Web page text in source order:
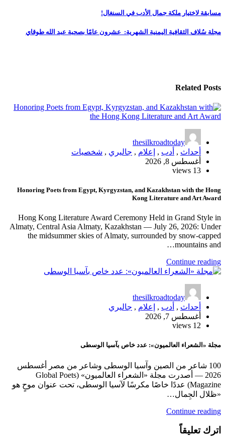
تصفّح
المقالات
مسابقة لاختيار ملكة جمال الأدب في السنغال!
مجلة سُلاف الثقافية اليمنية الشهرية: عشرون عامًا بصحبة عبد الله طوقاي
Related Posts
thesilkroadtoday
أحداث , أدب , إعلام , جاليري , شخصيات
أغسطس 8, 2026
13 views
Honoring Poets from Egypt, Kyrgyzstan, and Kazakhstan with the Hong
Kong Literature and Art Award
Hong Kong Literature Award Ceremony Held in Grand Style in
Almaty, Central Asia Almaty, Kazakhstan — July 26, 2026: Under
the midsummer skies of Almaty, surrounded by snow-capped
mountains and…
Continue reading
thesilkroadtoday
أحداث , أدب , إعلام , جاليري
أغسطس 7, 2026
12 views
مجلة «الشعراء العالميون»: عدد خاص بآسيا الوسطى
100 شاعر من الصين وآسيا الوسطى وشاعر من مصر أغسطس
2026 — أصدرت مجلة «الشعراء العالميون» (Global Poets
Magazine) عددًا خاصًا مكرسًا لآسيا الوسطى، تحت عنوان موحٍ هو
«ظلال الجِمال…
Continue reading
اترك تعليقاً